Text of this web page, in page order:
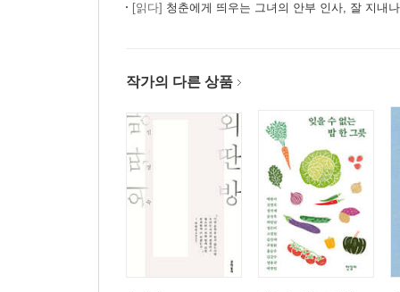
[읽다] 청춘에게 띄우는 그녀의 안부 인사, 잘 지내나요, 청춘? - 『어디선가 나를
작가의 다른 상품